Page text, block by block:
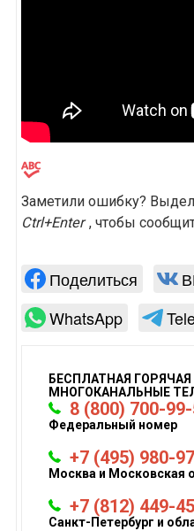
Заметили ошибку?
Ctrl+Enter , чтобы
Поделиться
WhatsApp
БЕСПЛАТНАЯ
МНОГОКАНАЛЬНЫЕ
8 (800) 700-
Федеральный номер
+7 (495) 980-
Москва и Московская
+7 (812) 449-
Санкт-Петербург и